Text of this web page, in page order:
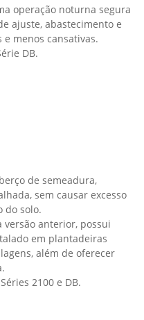
operação noturna segura
ajuste, abastecimento e
menos cansativas.
DB.
de semeadura,
sem causar excesso
do solo.
versão anterior, possui
em plantadeiras
além de oferecer
2100 e DB.